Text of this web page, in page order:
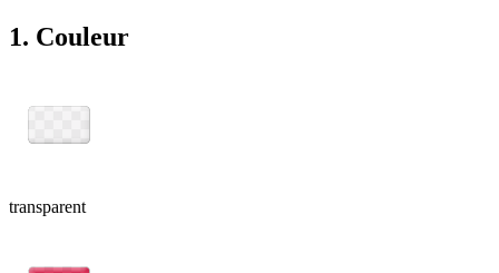
1. Couleur
transparent